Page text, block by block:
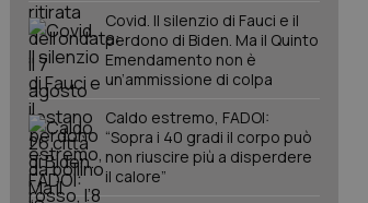
Covid. Il silenzio di Fauci e il
perdono di Biden. Ma il Quinto
Emendamento non è
un’ammissione di colpa
Caldo estremo, FADOI:
“Sopra i 40 gradi il corpo può
non riuscire più a disperdere
il calore”